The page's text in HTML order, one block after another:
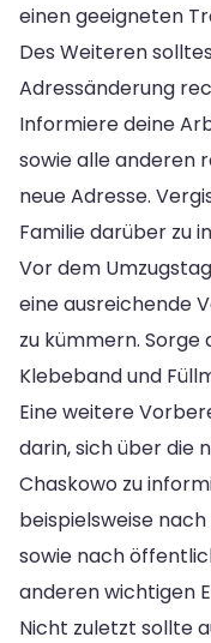
einen geeigneten
Des Weiteren
Adressänderung
Informiere deine
sowie alle anderen
neue Adresse.
Familie darüber zu
Vor dem
eine ausreichende
zu kümmern. Sorge
Klebeband und
Eine weitere
darin, sich über die
Chaskowo zu
beispielsweise
sowie nach
anderen wichtigen
Nicht zuletzt sollte